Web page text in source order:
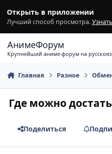
Открыть в приложении
Лучший способ просмотра.
АнимеФорум
Крупнейший аниме-форум на
Главная Разное
Где можно
Поделиться